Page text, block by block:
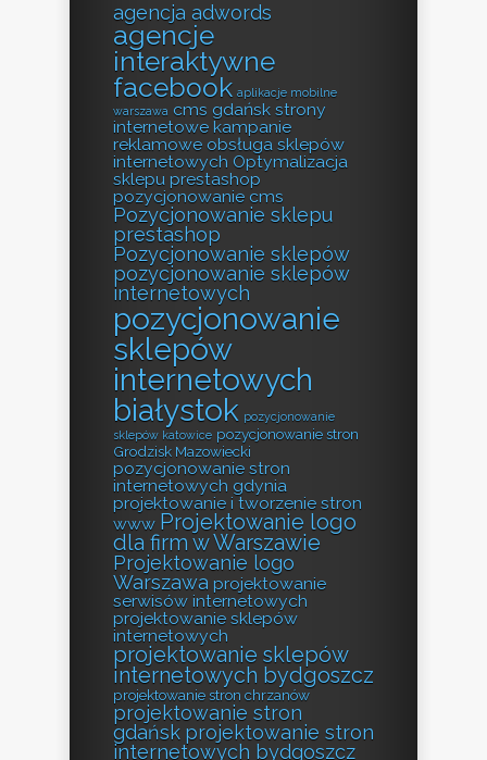
agencja adwords
agencje
interaktywne
facebook aplikacje mobilne
warszawa cms gdańsk strony
internetowe kampanie
reklamowe obsługa sklepów
internetowych Optymalizacja
sklepu prestashop
pozycjonowanie cms
Pozycjonowanie sklepu
prestashop
Pozycjonowanie sklepów
pozycjonowanie sklepów
internetowych
pozycjonowanie
sklepów
internetowych
białystok pozycjonowanie
sklepów katowice pozycjonowanie stron
Grodzisk Mazowiecki
pozycjonowanie stron
internetowych gdynia
projektowanie i tworzenie stron
www Projektowanie logo
dla firm w Warszawie
Projektowanie logo
Warszawa projektowanie
serwisów internetowych
projektowanie sklepów
internetowych
projektowanie sklepów
internetowych bydgoszcz
projektowanie stron chrzanów
projektowanie stron
gdańsk projektowanie stron
internetowych bydgoszcz